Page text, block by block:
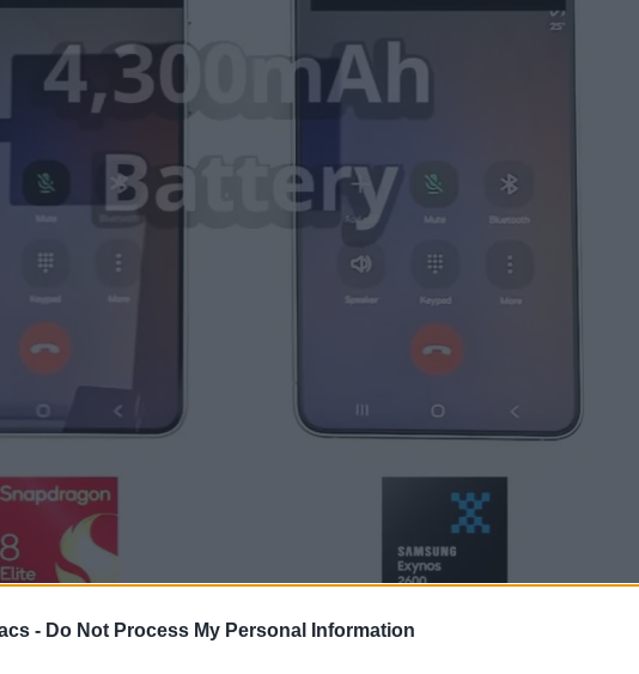
- Do Not Process My Personal Information
αυτονομία ανάμεσα στα Galaxy S26 με Snapdragon και Exynos. Φέτος, με τα
τα βασικά σημεία που κοιτάνε οι χρήστες για την επιλογή της συσκευής τους